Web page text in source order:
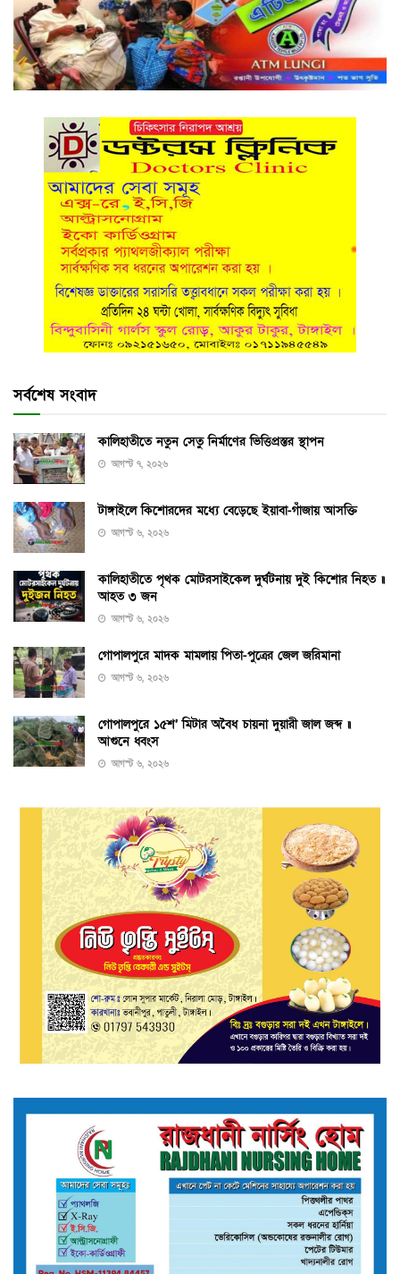
সর্বশেষ সংবাদ
কালিহাতীতে নতুন সেতু নির্মাণের ভিত্তিপ্রস্তর স্থাপন
আগস্ট ৭, ২০২৬
টাঙ্গাইলে কিশোরদের মধ্যে বেড়েছে ইয়াবা-গাঁজায় আসক্তি
আগস্ট ৬, ২০২৬
কালিহাতীতে পৃথক মোটরসাইকেল দুর্ঘটনায় দুই কিশোর নিহত ॥
আহত ৩ জন
আগস্ট ৬, ২০২৬
গোপালপুরে মাদক মামলায় পিতা-পুত্রের জেল জরিমানা
আগস্ট ৬, ২০২৬
গোপালপুরে ১৫শ’ মিটার অবৈধ চায়না দুয়ারী জাল জব্দ ॥
আগুনে ধ্বংস
আগস্ট ৬, ২০২৬